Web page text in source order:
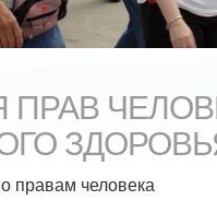
ПРАВ
правам человека